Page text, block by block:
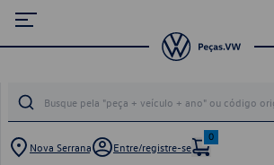
Nova Serrana Entre/registre-se
0